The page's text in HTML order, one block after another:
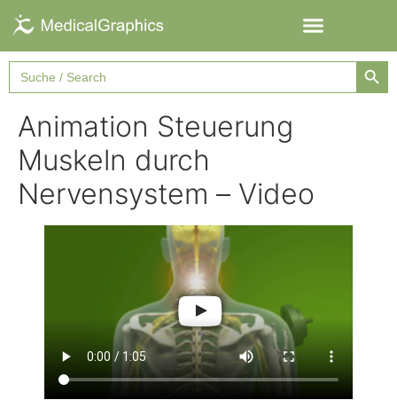
Search
for:
Animation Steuerung
Muskeln durch
Nervensystem – Video